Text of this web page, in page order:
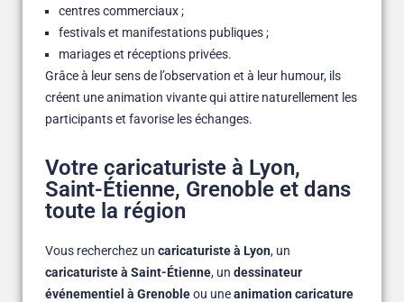
centres commerciaux ;
festivals et manifestations publiques ;
mariages et réceptions privées.
Grâce à leur sens de l’observation et à leur humour, ils
créent une animation vivante qui attire naturellement les
participants et favorise les échanges.
Votre caricaturiste à Lyon,
Saint-Étienne, Grenoble et dans
toute la région
Vous recherchez un caricaturiste à Lyon, un
caricaturiste à Saint-Étienne, un dessinateur
événementiel à Grenobleou uneanimation caricature